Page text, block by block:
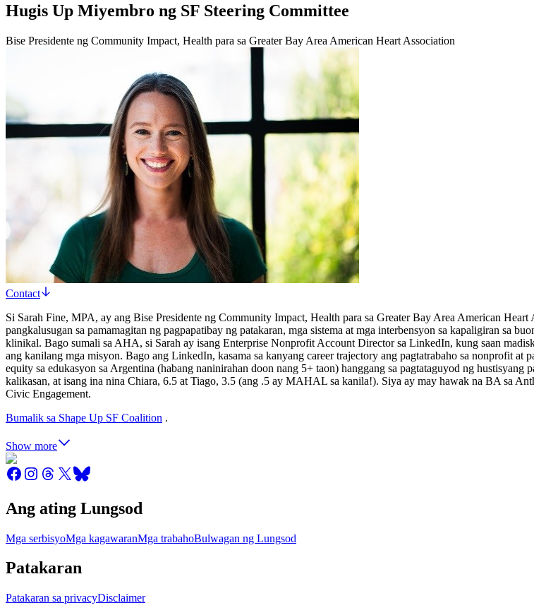
Hugis Up Miyembro ng SF Steering Committee
Bise Presidente ng Community Impact, Health para sa Greater Bay Area American Heart Association
Contact
Si Sarah Fine, MPA, ay ang Bise Presidente ng Community Impact, Health para sa Greater Bay Area American
pangkalusugan sa pamamagitan ng pagpapatibay ng patakaran, mga sistema at mga interbensyon sa kapaligiran sa
klinikal. Bago sumali sa AHA, si Sarah ay isang Enterprise Nonprofit Account Director sa LinkedIn, kung saan
ang kanilang mga misyon. Bago ang LinkedIn, kasama sa kanyang career trajectory ang pagtatrabaho sa nonprofit
equity sa edukasyon sa Argentina (habang naninirahan doon nang 5+ taon) hanggang sa pagtataguyod ng
kalikasan, at isang ina nina Chiara, 6.5 at Tiago, 3.5 (ang .5 ay MAHAL sa kanila!). Siya ay may hawak na BA sa
Civic Engagement.
Bumalik sa Shape Up SF Coalition .
Show more
Ang ating Lungsod
Mga serbisyoMga kagawaranMga trabahoBulwagan ng Lungsod
Patakaran
Patakaran sa privacyDisclaimer